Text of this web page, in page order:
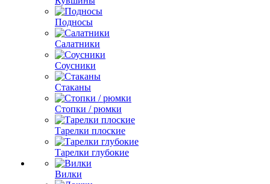
Подносы
Салатники
Соусники
Стаканы
Стопки / рюмки
Тарелки плоские
Тарелки глубокие
Вилки